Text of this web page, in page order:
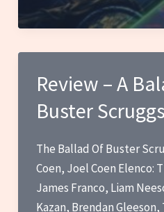
do
Marc
–
sobre
alguns
que
vi
pela
primeira
Review – A
Buster Scruggs
The Ballad Of Buster
Coen, Joel Coen Elenco:
James Franco, Liam
Kazan, Brendan Gleeson,